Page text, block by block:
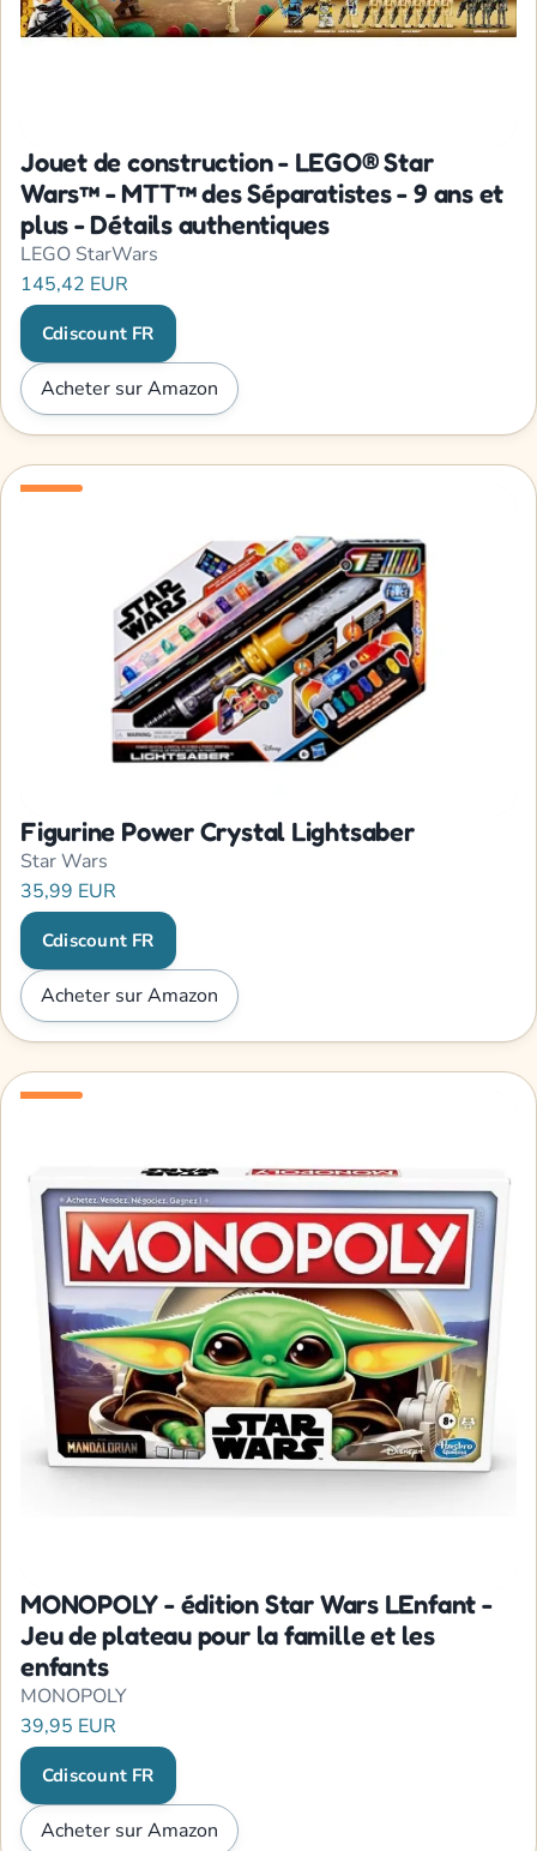
Jouet de construction - LEGO® Star
Wars™ - MTT™ des Séparatistes - 9 ans et
plus - Détails authentiques
LEGO StarWars
145,42 EUR
Cdiscount FR
Acheter sur Amazon
Figurine Power Crystal Lightsaber
Star Wars
35,99 EUR
Cdiscount FR
Acheter sur Amazon
MONOPOLY - édition Star Wars LEnfant -
Jeu de plateau pour la famille et les
enfants
MONOPOLY
39,95 EUR
Cdiscount FR
Acheter sur Amazon